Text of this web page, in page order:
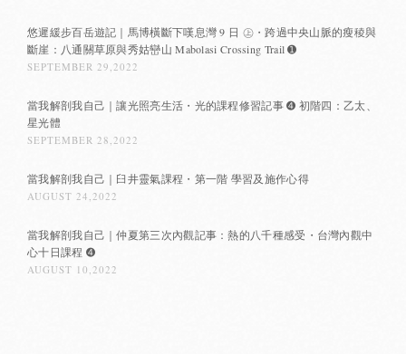
悠遲緩步百岳遊記｜馬博橫斷下嘆息灣 9 日 ㊤・跨過中央山脈的瘦稜與
斷崖：八通關草原與秀姑巒山 Mabolasi Crossing Trail ➊
SEPTEMBER 29,2022
當我解剖我自己｜讓光照亮生活・光的課程修習記事 ➍ 初階四：乙太、
星光體
SEPTEMBER 28,2022
當我解剖我自己｜臼井靈氣課程・第一階 學習及施作心得
AUGUST 24,2022
當我解剖我自己｜仲夏第三次內觀記事：熱的八千種感受・台灣內觀中
心十日課程 ➍
AUGUST 10,2022